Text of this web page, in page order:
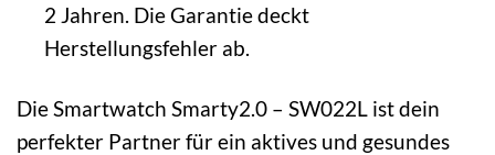
2 Jahren. Die Garantie deckt
Herstellungsfehler ab.
Die Smartwatch Smarty2.0 – SW022L ist dein
perfekter Partner für ein aktives und gesundes